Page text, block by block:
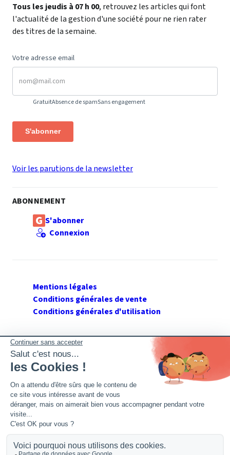
Tous les jeudis à 07 h 00, retrouvez les articles qui font
l'actualité de la gestion d'une société pour ne rien rater
des titres de la semaine.
Votre adresse email
GratuitAbsence de spamSans engagement
S'abonner
Voir les parutions de la newsletter
ABONNEMENT
S'abonner
Connexion
Mentions légales
Conditions générales de vente
Conditions générales d'utilisation
SUIVEZ GERANT DE SARL
Twitter
Facebook